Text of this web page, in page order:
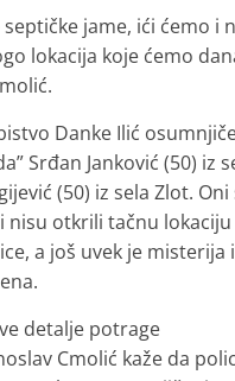
jame, ići ćemo i
lokacija koje ćemo
Danke Ilić
Srđan Janković (50) iz
(50) iz sela Zlot. Oni
nisu otkrili tačnu lokaciju
a još uvek je misterija
detalje potrage
Cmolić kaže da